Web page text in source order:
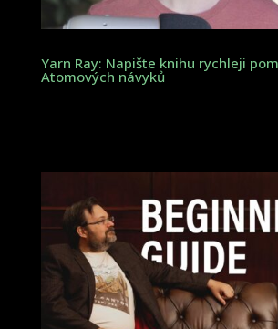
Yarn Ray: Napište knihu rychleji
Atomových návyků